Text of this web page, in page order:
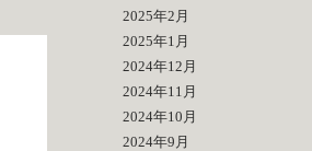
2025年2月
2025年1月
2024年12月
2024年11月
2024年10月
2024年9月